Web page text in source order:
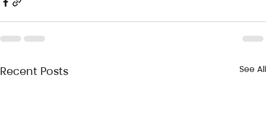
Recent Posts See All